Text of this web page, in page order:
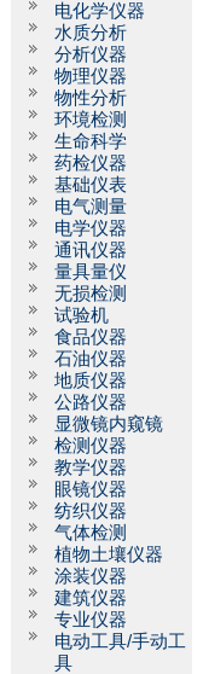
电化学仪器
水质分析
分析仪器
物理仪器
物性分析
环境检测
生命科学
药检仪器
基础仪表
电气测量
电学仪器
通讯仪器
量具量仪
无损检测
试验机
食品仪器
石油仪器
地质仪器
公路仪器
显微镜内窥镜
检测仪器
教学仪器
眼镜仪器
纺织仪器
气体检测
植物土壤仪器
涂装仪器
建筑仪器
专业仪器
电动工具/手动工
具